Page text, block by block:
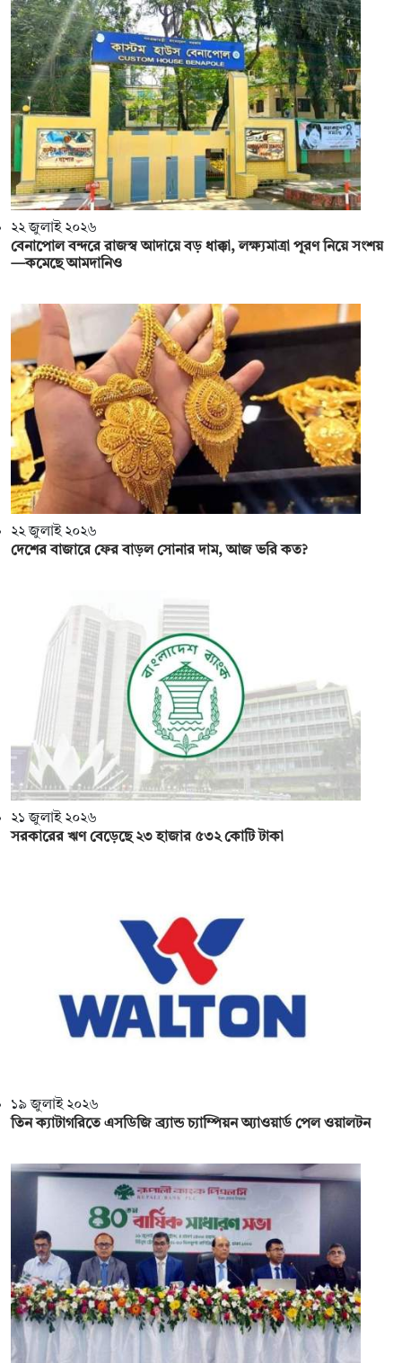
২২ জুলাই ২০২৬
বেনাপোল বন্দরে রাজস্ব আদায়ে বড় ধাক্কা, লক্ষ্যমাত্রা পূরণ নিয়ে সংশয়
—কমেছে আমদানিও
২২ জুলাই ২০২৬
দেশের বাজারে ফের বাড়ল সোনার দাম, আজ ভরি কত?
২১ জুলাই ২০২৬
সরকারের ঋণ বেড়েছে ২৩ হাজার ৫৩২ কোটি টাকা
১৯ জুলাই ২০২৬
তিন ক্যাটাগরিতে এসডিজি ব্র্যান্ড চ্যাম্পিয়ন অ্যাওয়ার্ড পেল ওয়ালটন